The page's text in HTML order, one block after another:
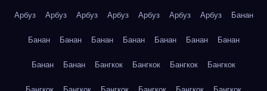
Арбуз Арбуз Арбуз Арбуз Арбуз Арбуз Арбуз Банан
Банан Банан Банан Банан Банан Банан Банан
Банан Банан Бангкок Бангкок Бангкок Бангкок